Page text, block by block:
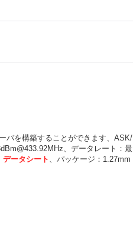
バを構築することができます、ASK/
、データレート：最
データシート 、パッケージ：1.27mm